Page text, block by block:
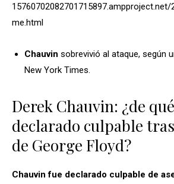
me.html
Chauvin sobrevivió al ataque, según
New York Times.
Derek Chauvin: ¿de
declarado culpable
de George Floyd?
Chauvin fue declarado culpable de